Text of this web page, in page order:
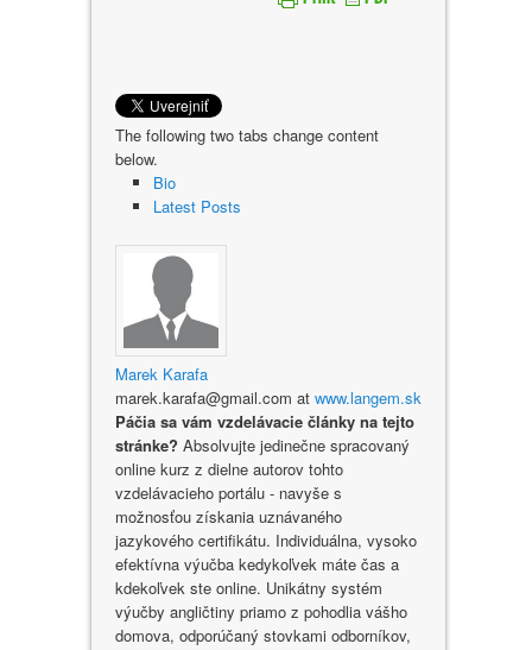
The following two tabs change content
below.
Bio
Latest Posts
Marek Karafa
marek.karafa@gmail.com at www.langem.sk
Páčia sa vám vzdelávacie články na tejto
stránke? Absolvujte jedinečne spracovaný
online kurz z dielne autorov tohto
vzdelávacieho portálu - navyše s
možnosťou získania uznávaného
jazykového certifikátu. Individuálna, vysoko
efektívna výučba kedykoľvek máte čas a
kdekoľvek ste online. Unikátny systém
výučby angličtiny priamo z pohodlia vášho
domova, odporúčaný stovkami odborníkov,